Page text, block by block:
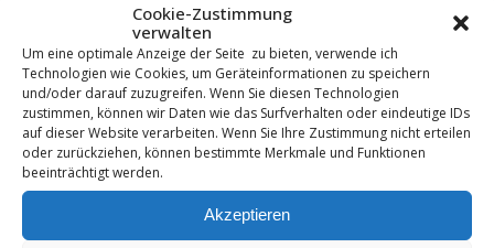
Cookie-Zustimmung
verwalten
Um eine optimale Anzeige der Seite zu bieten, verwende ich
Technologien wie Cookies, um Geräteinformationen zu speichern
und/oder darauf zuzugreifen. Wenn Sie diesen Technologien
zustimmen, können wir Daten wie das Surfverhalten oder eindeutige IDs
auf dieser Website verarbeiten. Wenn Sie Ihre Zustimmung nicht erteilen
oder zurückziehen, können bestimmte Merkmale und Funktionen
beeinträchtigt werden.
Akzeptieren
Suchen
Letzte Beiträge
Die Mentale Sicherheitsarchitektur
Wettbewerbsfähigkeit